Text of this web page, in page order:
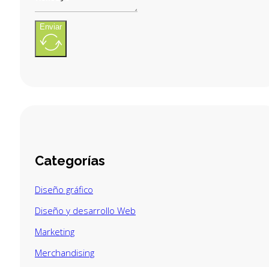
Enviar
Categorías
Diseño gráfico
Diseño y desarrollo Web
Marketing
Merchandising